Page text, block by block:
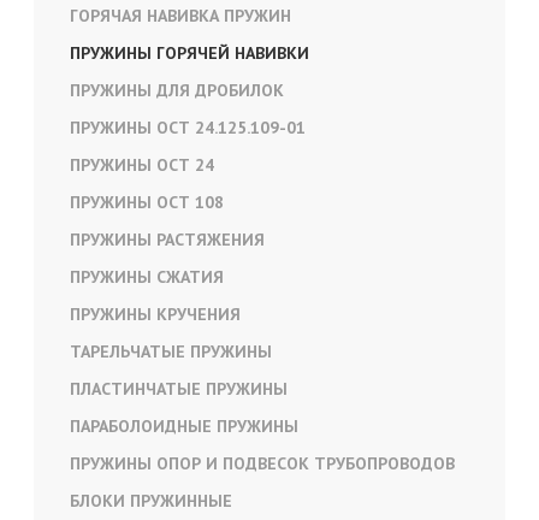
ГОРЯЧАЯ НАВИВКА ПРУЖИН
ПРУЖИНЫ ГОРЯЧЕЙ НАВИВКИ
ПРУЖИНЫ ДЛЯ ДРОБИЛОК
ПРУЖИНЫ ОСТ 24.125.109-01
ПРУЖИНЫ ОСТ 24
ПРУЖИНЫ ОСТ 108
ПРУЖИНЫ РАСТЯЖЕНИЯ
ПРУЖИНЫ СЖАТИЯ
ПРУЖИНЫ КРУЧЕНИЯ
ТАРЕЛЬЧАТЫЕ ПРУЖИНЫ
ПЛАСТИНЧАТЫЕ ПРУЖИНЫ
ПАРАБОЛОИДНЫЕ ПРУЖИНЫ
ПРУЖИНЫ ОПОР И ПОДВЕСОК ТРУБОПРОВОДОВ
БЛОКИ ПРУЖИННЫЕ